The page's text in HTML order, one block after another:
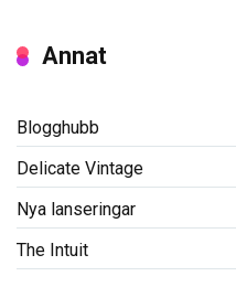
Annat
Blogghubb
Delicate Vintage
Nya lanseringar
The Intuit